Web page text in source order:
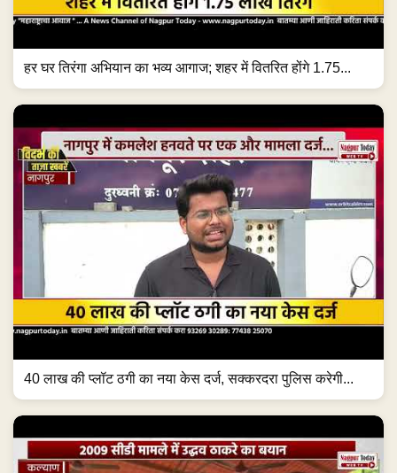
हर घर तिरंगा अभियान का भव्य आगाज; शहर में वितरित होंगे 1.75...
40 लाख की प्लॉट ठगी का नया केस दर्ज, सक्करदरा पुलिस करेगी...